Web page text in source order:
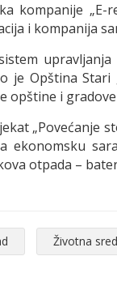
kompanije
i kompanija
je Opština
opštine i
„Povećanje
ekonomsku
otpada –
Životna